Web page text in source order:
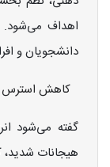
اهداف می‌شود.
دانشجویان و
کاهش استرس
گفته می‌شود
هیجانات